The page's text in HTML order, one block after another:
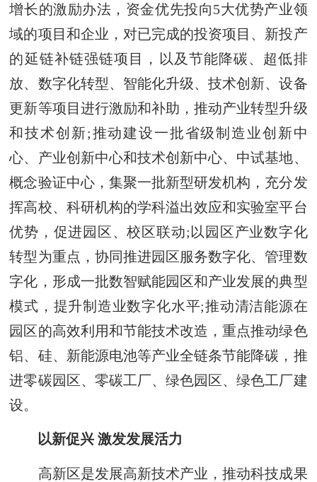
增长的激励办法，资金优先投向5大优势产业领
域的项目和企业，对已完成的投资项目、新投产
的延链补链强链项目，以及节能降碳、超低排
放、数字化转型、智能化升级、技术创新、设备
更新等项目进行激励和补助，推动产业转型升级
和技术创新;推动建设一批省级制造业创新中
心、产业创新中心和技术创新中心、中试基地、
概念验证中心，集聚一批新型研发机构，充分发
挥高校、科研机构的学科溢出效应和实验室平台
优势，促进园区、校区联动;以园区产业数字化
转型为重点，协同推进园区服务数字化、管理数
字化，形成一批数智赋能园区和产业发展的典型
模式，提升制造业数字化水平;推动清洁能源在
园区的高效利用和节能技术改造，重点推动绿色
铝、硅、新能源电池等产业全链条节能降碳，推
进零碳园区、零碳工厂、绿色园区、绿色工厂建
设。
以新促兴 激发发展活力
高新区是发展高新技术产业，推动科技成果